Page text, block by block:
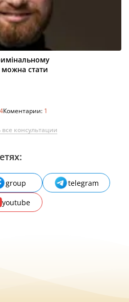
можна стати
Коментарии: 1
консультации
group
telegram
youtube